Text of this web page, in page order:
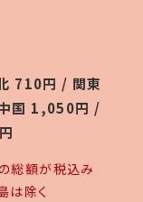
710円 / 関東
中国 1,050円 /
総額が税込み
は除く